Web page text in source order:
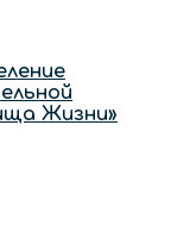
Жизни»